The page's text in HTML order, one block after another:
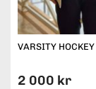
VARSITY
2 000 kr